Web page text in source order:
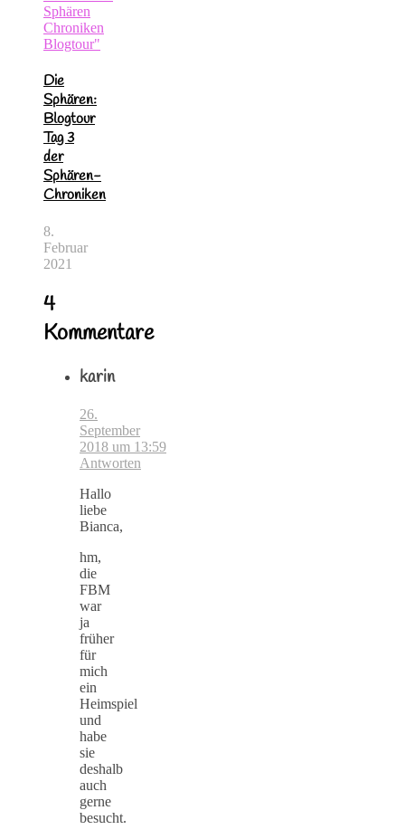
Die
Sphären:
Blogtour
Tag 3
der
Sphären-
Chroniken
8.
Februar
2021
4
Kommentare
karin
26.
September
2018 um 13:59
Antworten
Hallo
liebe
Bianca,
hm,
die
FBM
war
ja
früher
für
mich
ein
Heimspiel
und
habe
sie
deshalb
auch
gerne
besucht.